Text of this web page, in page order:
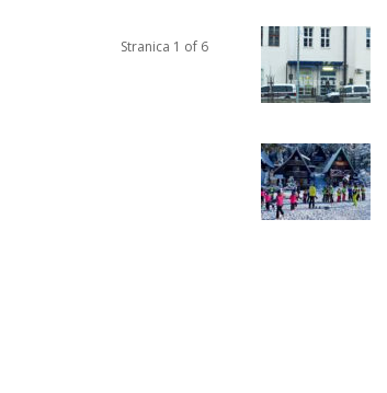
Stranica 1 of 6